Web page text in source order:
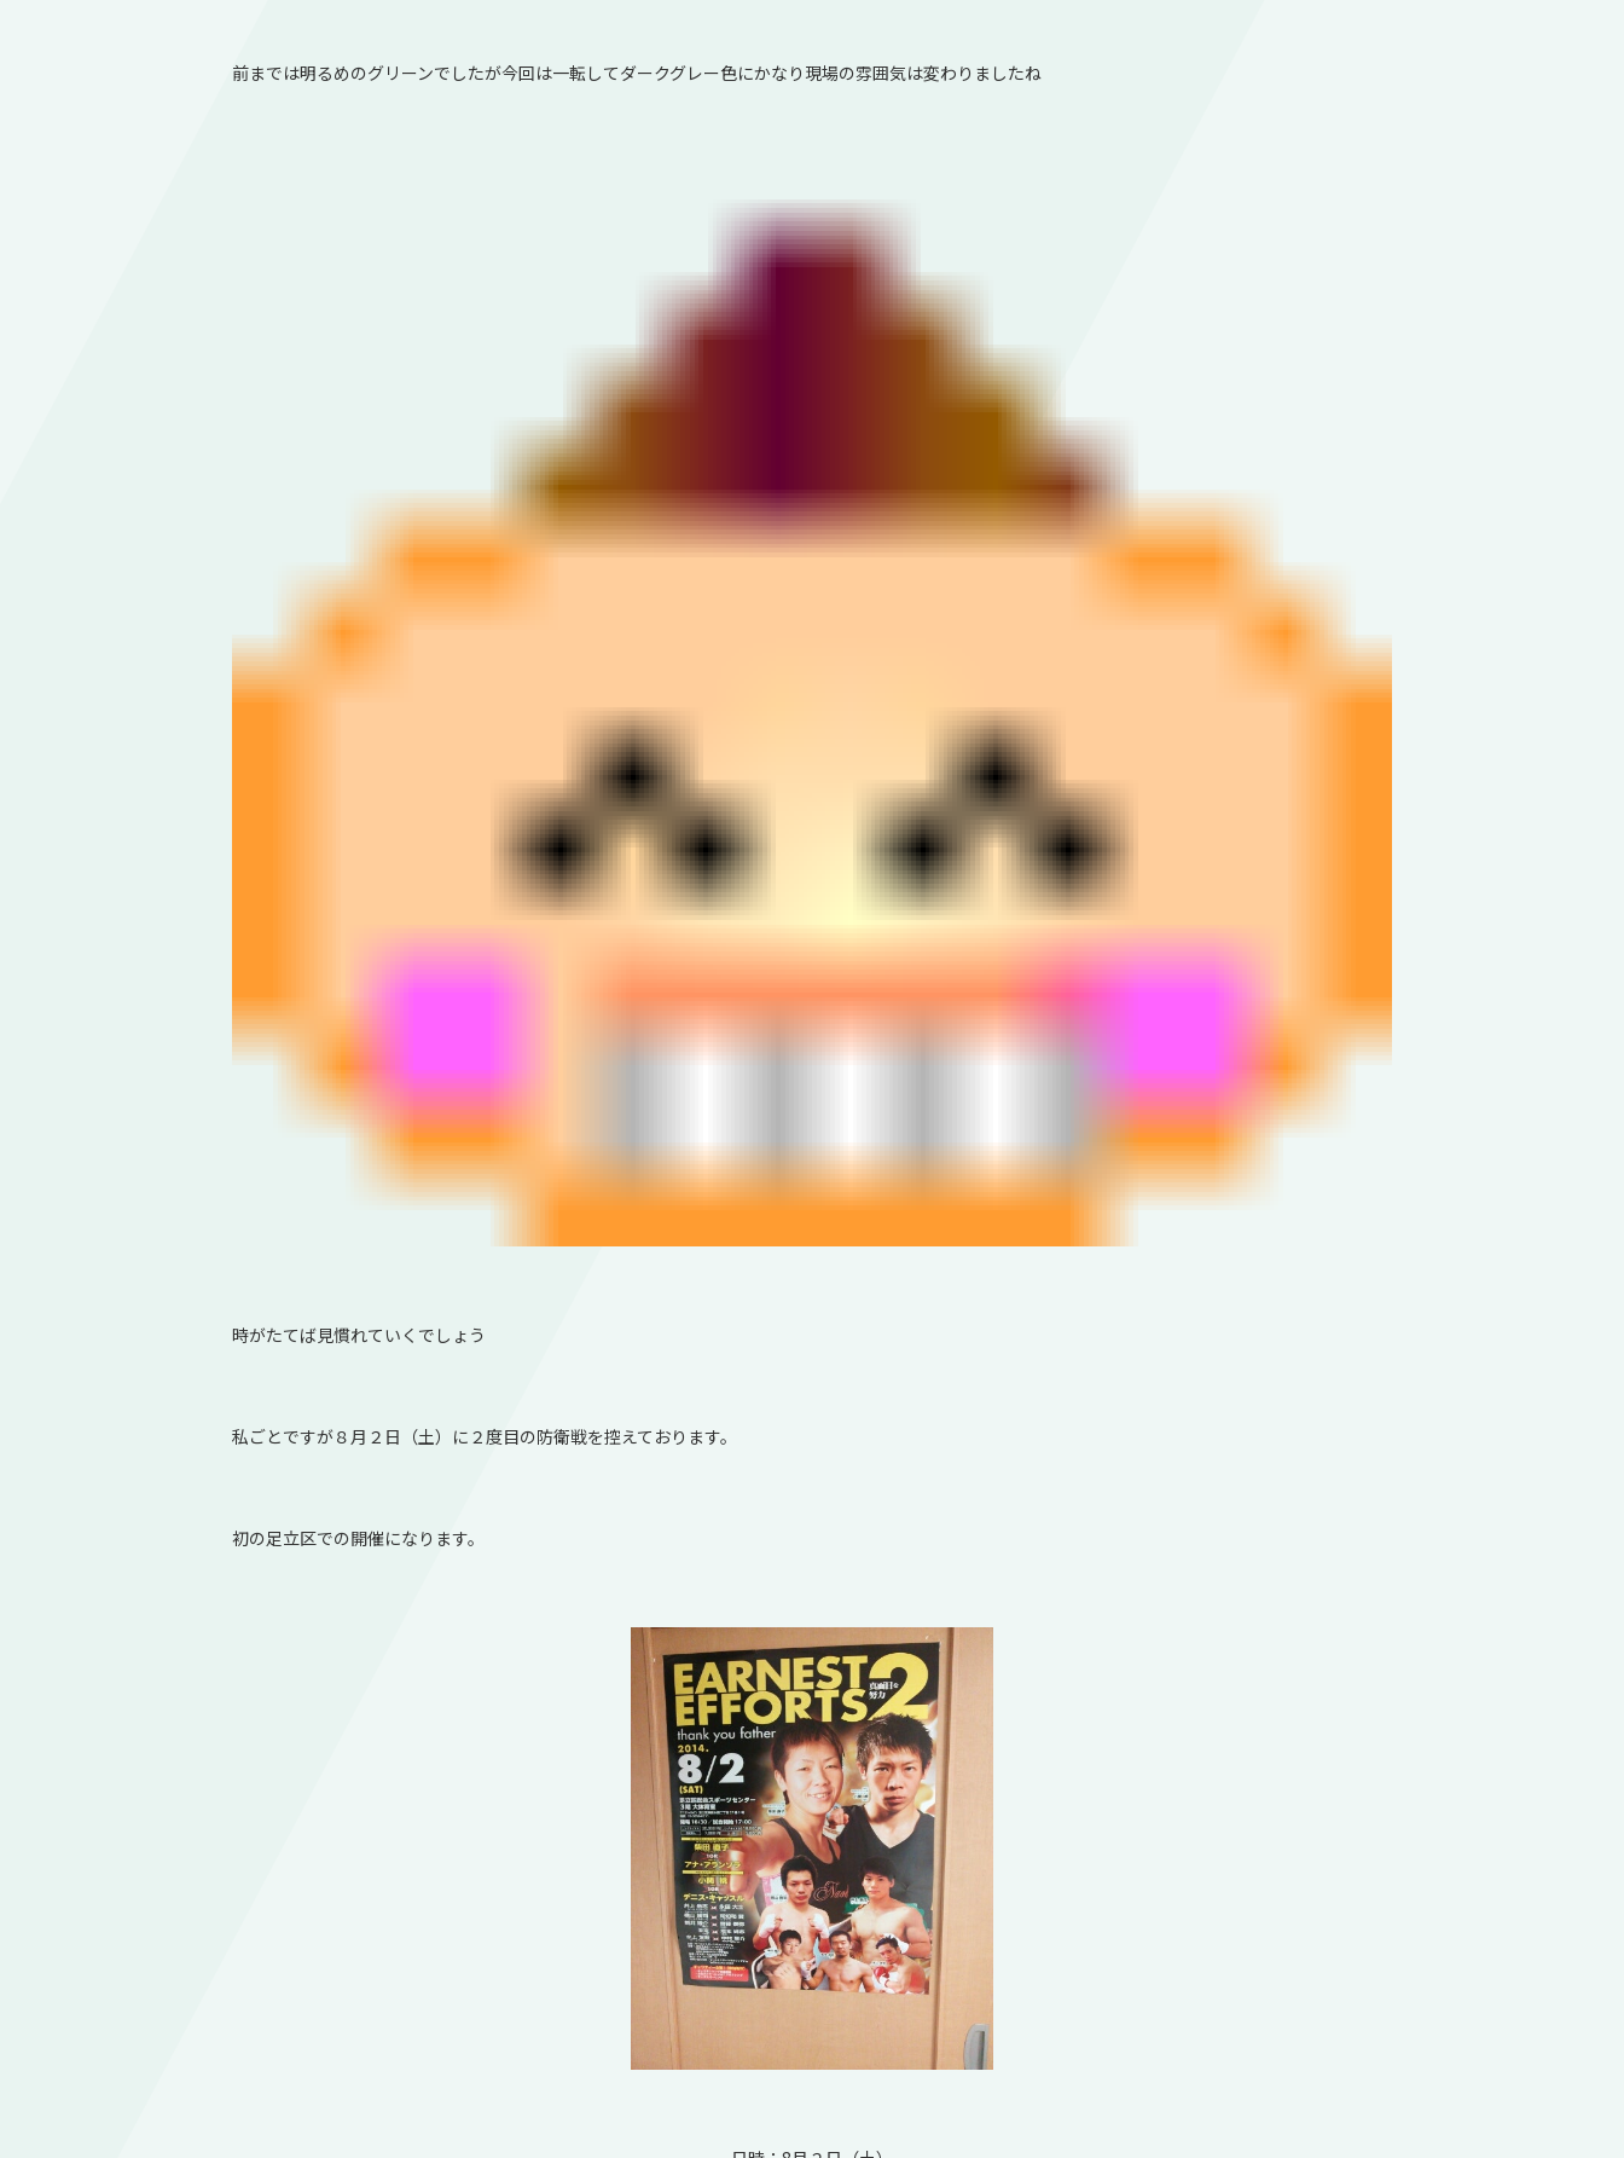
前までは明るめのグリーンでしたが今回は一転してダークグレー色にかなり現場の雰囲気は変わりましたね
時がたてば見慣れていくでしょう
私ごとですが８月２日（土）に２度目の防衛戦を控えております。
初の足立区での開催になります。